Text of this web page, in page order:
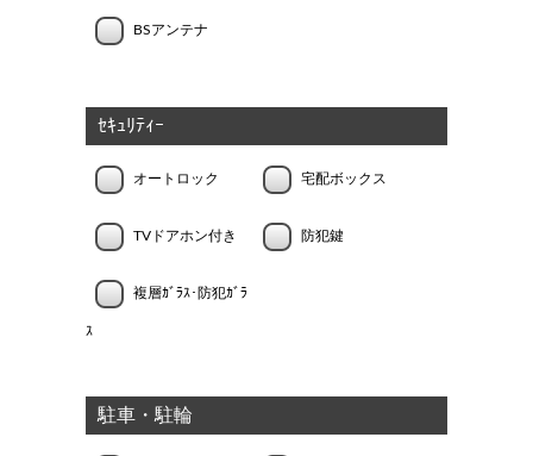
BSアンテナ
ｾｷｭﾘﾃｨｰ
オートロック 宅配ボックス
TVドアホン付き 防犯鍵
複層ｶﾞﾗｽ･防犯ｶﾞﾗ
ｽ
駐車・駐輪